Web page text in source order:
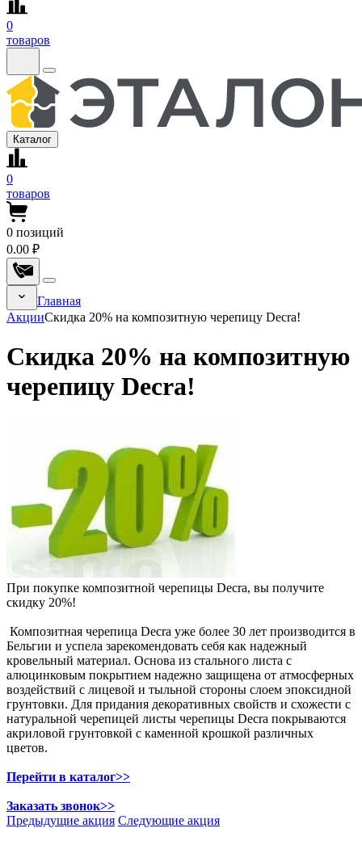
0
товаров
Каталог
0
товаров
0 позиций
0.00 ₽
Главная
АкцииСкидка 20% на композитную черепицу Decra!
Скидка 20% на композитную
черепицу Decra!
При покупке композитной черепицы Decra, вы получите
скидку 20%!
Композитная черепица Decra уже более 30 лет производится в
Бельгии и успела зарекомендовать себя как надежный
кровельный материал. Основа из стального листа с
алюцинковым покрытием надежно защищена от атмосферных
воздействий с лицевой и тыльной стороны слоем эпоксидной
грунтовки. Для придания декоративных свойств и схожести с
натуральной черепицей листы черепицы Decra покрываются
акриловой грунтовкой с каменной крошкой различных
цветов.
Перейти в каталог>>
Заказать звонок>>
Предыдущие акция Следующие акция